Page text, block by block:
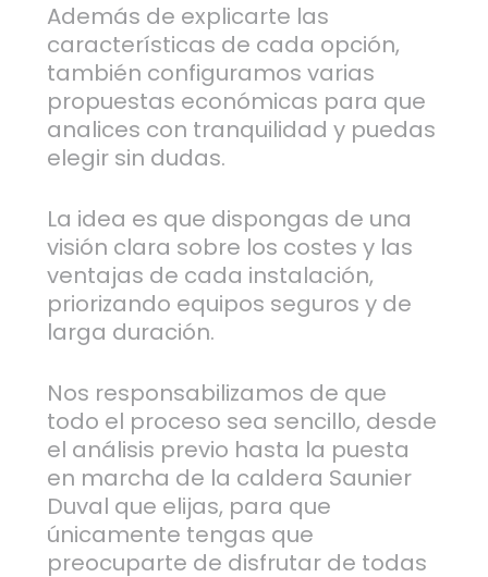
Además de explicarte las
características de cada opción,
también configuramos varias
propuestas económicas para que
analices con tranquilidad y puedas
elegir sin dudas.
La idea es que dispongas de una
visión clara sobre los costes y las
ventajas de cada instalación,
priorizando equipos seguros y de
larga duración.
Nos responsabilizamos de que
todo el proceso sea sencillo, desde
el análisis previo hasta la puesta
en marcha de la caldera Saunier
Duval que elijas, para que
únicamente tengas que
preocuparte de disfrutar de todas